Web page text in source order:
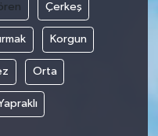
Çerkeş
Korgun
Orta